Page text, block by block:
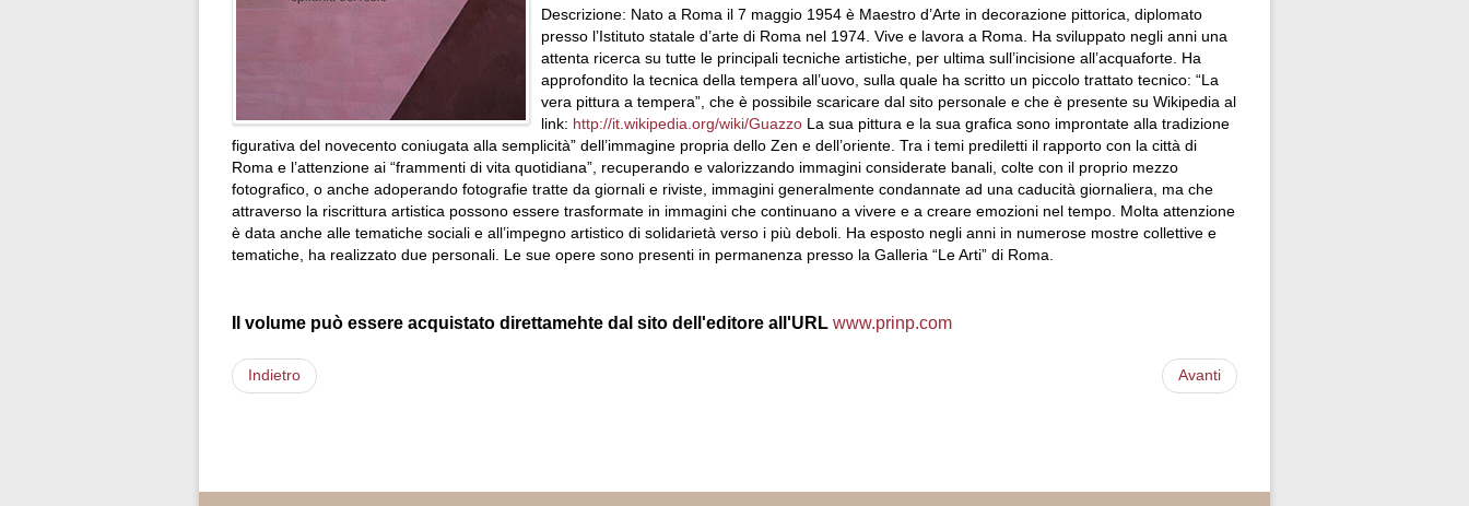
Descrizione: Nato a Roma il 7 maggio 1954 è Maestro d’Arte in decorazione pittorica, diplomato
presso l’Istituto statale d’arte di Roma nel 1974. Vive e lavora a Roma. Ha sviluppato negli anni una
attenta ricerca su tutte le principali tecniche artistiche, per ultima sull’incisione all’acquaforte. Ha
approfondito la tecnica della tempera all’uovo, sulla quale ha scritto un piccolo trattato tecnico: “La
vera pittura a tempera”, che è possibile scaricare dal sito personale e che è presente su Wikipedia al
link: http://it.wikipedia.org/wiki/Guazzo La sua pittura e la sua grafica sono improntate alla tradizione
figurativa del novecento coniugata alla semplicità” dell’immagine propria dello Zen e dell’oriente. Tra i temi prediletti il rapporto con la città di
Roma e l’attenzione ai “frammenti di vita quotidiana”, recuperando e valorizzando immagini considerate banali, colte con il proprio mezzo
fotografico, o anche adoperando fotografie tratte da giornali e riviste, immagini generalmente condannate ad una caducità giornaliera, ma che
attraverso la riscrittura artistica possono essere trasformate in immagini che continuano a vivere e a creare emozioni nel tempo. Molta attenzione
è data anche alle tematiche sociali e all’impegno artistico di solidarietà verso i più deboli. Ha esposto negli anni in numerose mostre collettive e
tematiche, ha realizzato due personali. Le sue opere sono presenti in permanenza presso la Galleria “Le Arti” di Roma.
Il volume può essere acquistato direttamehte dal sito dell'editore all'URL www.prinp.com
Indietro Avanti